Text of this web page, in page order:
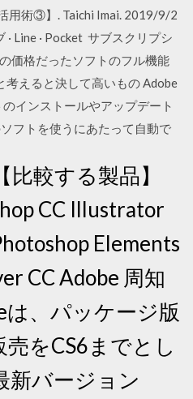
用術③】. Taichi Imai. 2019/9/2
· Line · Pocket サブスクリプシ
価格だったソフトのフル機能
えると決して高いもの Adobe
インストールやアップデート
フトを使うにあたって自動で
較する製品】
CC Illustrator
Elements
CC Adobe 周知
、パッケージ版
売をCS6までとし
新バージョン